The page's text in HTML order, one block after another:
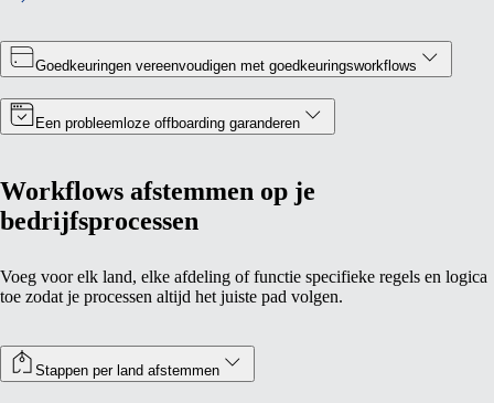
Goedkeuringen vereenvoudigen met goedkeuringsworkflows
Een probleemloze offboarding garanderen
Workflows afstemmen op je
bedrijfsprocessen
Voeg voor elk land, elke afdeling of functie specifieke regels en logica
toe zodat je processen altijd het juiste pad volgen.
Stappen per land afstemmen